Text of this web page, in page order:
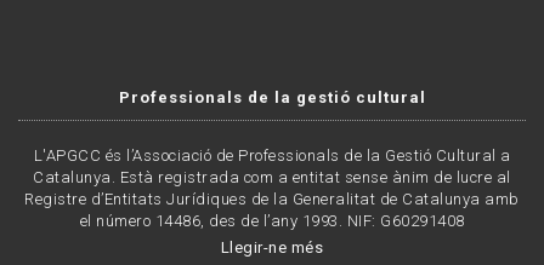
Professionals de la gestió cultural
L'APGCC és l’Associació de Professionals de la Gestió Cultural a
Catalunya. Està registrada com a entitat sense ànim de lucre al
Registre d’Entitats Jurídiques de la Generalitat de Catalunya amb
el número 14486, des de l’any 1993. NIF: G60291408
Llegir-ne més